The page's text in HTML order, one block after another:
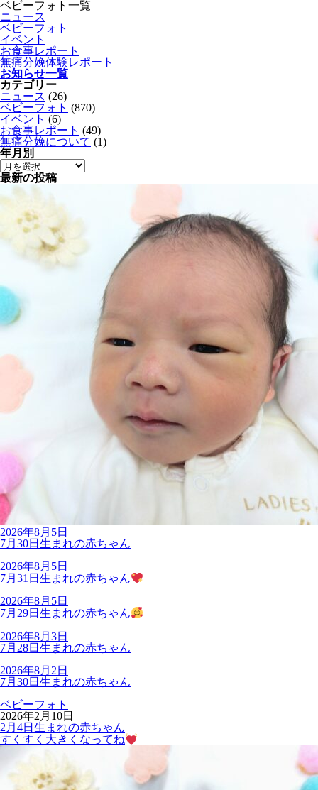
ベビーフォト一覧
ニュース
ベビーフォト
イベント
お食事レポート
無痛分娩体験レポート
お知らせ一覧
カテゴリー
ニュース (26)
ベビーフォト (870)
イベント (6)
お食事レポート (49)
無痛分娩について (1)
年月別
最新の投稿
2026年8月5日
7月30日生まれの赤ちゃん
2026年8月5日
7月31日生まれの赤ちゃん
2026年8月5日
7月29日生まれの赤ちゃん
2026年8月3日
7月28日生まれの赤ちゃん
2026年8月2日
7月30日生まれの赤ちゃん
ベビーフォト
2026年2月10日
2月4日生まれの赤ちゃん
すくすく大きくなってね